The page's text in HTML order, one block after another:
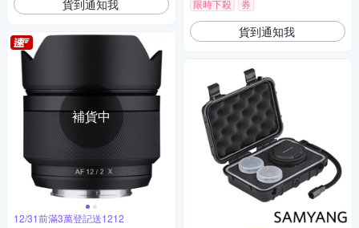
貨到通知我
補貨中
12/31前滿3萬登記送1212
限時下殺
券
貨到通知我